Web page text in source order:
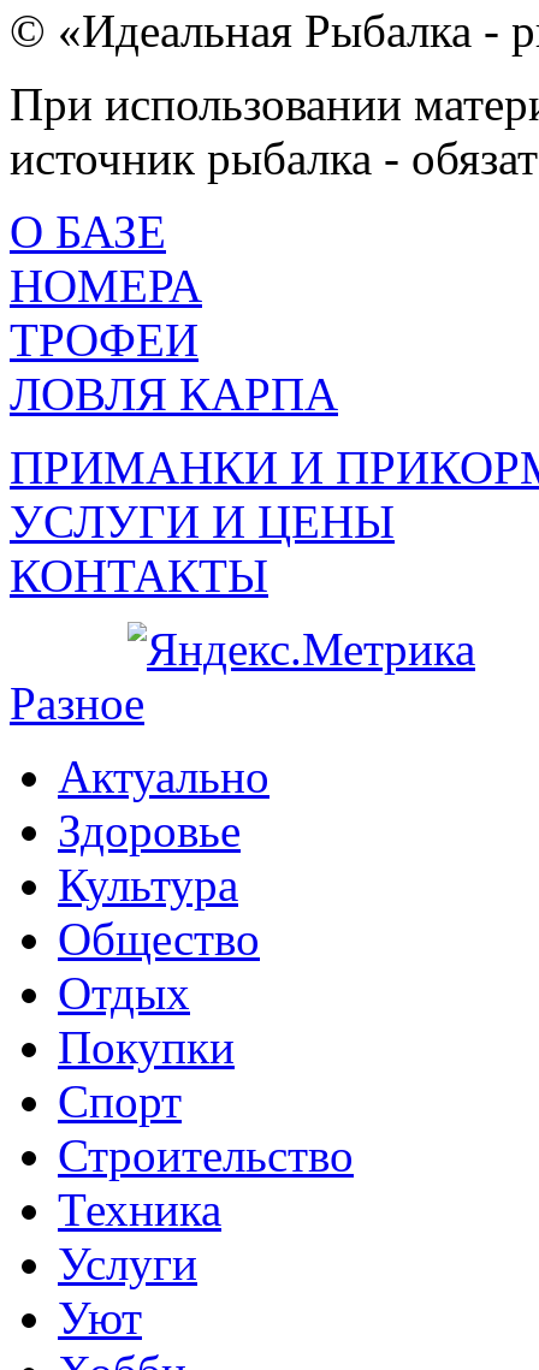
© «Идеальная Рыбалка -
При использовании
источник рыбалка -
О БАЗЕ
НОМЕРА
ТРОФЕИ
ЛОВЛЯ КАРПА
ПРИМАНКИ И
УСЛУГИ И ЦЕНЫ
КОНТАКТЫ
Разное
Актуально
Здоровье
Культура
Общество
Отдых
Покупки
Спорт
Строительство
Техника
Услуги
Уют